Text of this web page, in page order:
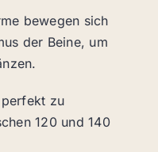
bewegen sich
der Beine, um
zu
120 und 140